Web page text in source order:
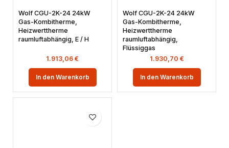
Wolf CGU-2K-24 24kW
Gas-Kombitherme,
Heizwerttherme
raumluftabhängig, E / H
1.913,06 €
In den Warenkorb
Wolf CGU-2K-24 24kW
Gas-Kombitherme,
Heizwerttherme
raumluftabhängig,
Flüssiggas
1.930,70 €
In den Warenkorb